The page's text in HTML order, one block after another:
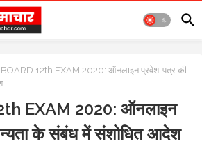
12th EXAM 2020: ऑनलाइन प्रवेश-पत्र की
EXAM 2020: ऑनलाइन
के संबंध में संशोधित आदेश